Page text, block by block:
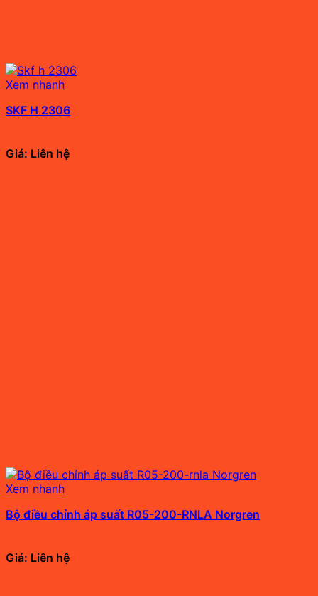
Xem nhanh
SKF H 2306
Giá: Liên hệ
Xem nhanh
Bộ điều chỉnh áp suất R05-200-RNLA Norgren
Giá: Liên hệ